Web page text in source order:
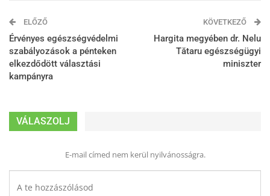
ELŐZŐ
Érvényes egészségvédelmi
szabályozások a pénteken
elkezdődött választási
kampányra
KÖVETKEZŐ
Hargita megyében dr. Nelu
Tătaru egészségügyi
miniszter
VÁLASZOLJ
E-mail címed nem kerül nyilvánosságra.